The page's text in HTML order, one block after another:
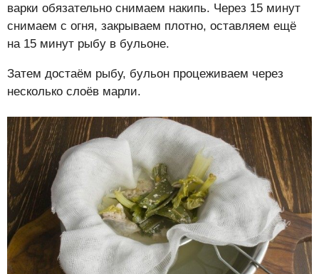
варки обязательно снимаем накипь. Через 15 минут
снимаем с огня, закрываем плотно, оставляем ещё
на 15 минут рыбу в бульоне.
Затем достаём рыбу, бульон процеживаем через
несколько слоёв марли.